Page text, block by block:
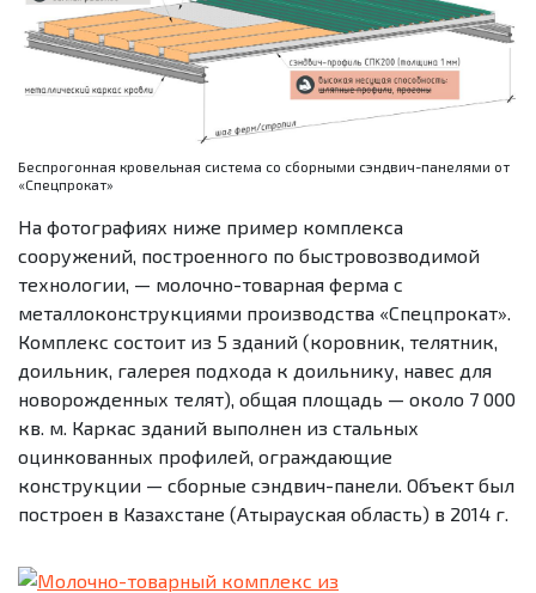
Беспрогонная кровельная система со сборными сэндвич-панелями от
«Спецпрокат»
На фотографиях ниже пример комплекса
сооружений, построенного по быстровозводимой
технологии, — молочно-товарная ферма с
металлоконструкциями производства «Спецпрокат».
Комплекс состоит из 5 зданий (коровник, телятник,
доильник, галерея подхода к доильнику, навес для
новорожденных телят), общая площадь — около 7 000
кв. м. Каркас зданий выполнен из стальных
оцинкованных профилей, ограждающие
конструкции — сборные сэндвич-панели. Объект был
построен в Казахстане (Атырауская область) в 2014 г.